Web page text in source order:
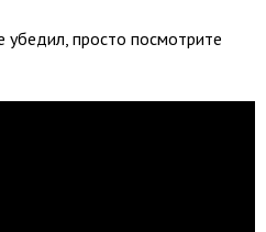
убедил, просто посмотрите